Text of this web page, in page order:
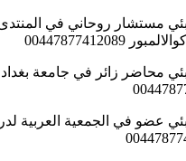
مستشار روحاني في
محاضر زائر في جامعة
عضو في الجمعية العربية